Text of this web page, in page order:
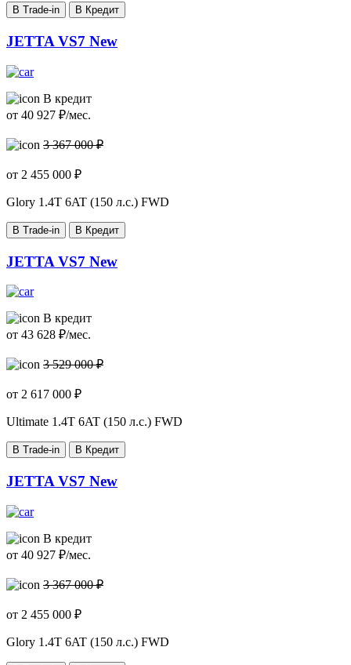
В Trade-in В Кредит
JETTA VS7 New
В кредит
от 40 927 ₽/мес.
3 367 000 ₽
от 2 455 000 ₽
Glory 1.4T 6AT (150 л.с.) FWD
В Trade-in В Кредит
JETTA VS7 New
В кредит
от 43 628 ₽/мес.
3 529 000 ₽
от 2 617 000 ₽
Ultimate 1.4T 6AT (150 л.с.) FWD
В Trade-in В Кредит
JETTA VS7 New
В кредит
от 40 927 ₽/мес.
3 367 000 ₽
от 2 455 000 ₽
Glory 1.4T 6AT (150 л.с.) FWD